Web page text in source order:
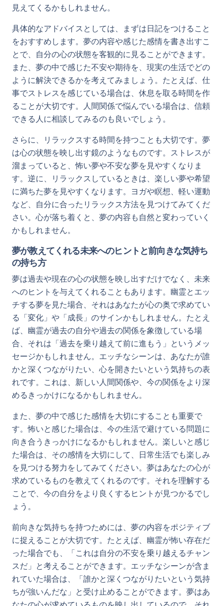
見えてくるかもしれません。
具体的なアドバイスとしては、まずは日記をつけること
をおすすめします。夢の内容や感じた感情を書き出すこ
とで、自分の心の状態を客観的に見ることができます。
また、夢の中で感じた不安や期待を、現実の生活でどの
ように解決できるかを考えてみましょう。たとえば、仕
事でストレスを感じている場合は、休息を取る時間を作
ることが大切です。人間関係で悩んでいる場合は、信頼
できる人に相談してみるのも良いでしょう。
さらに、リラックスする時間を持つことも大切です。夢
は心の状態を映し出す鏡のようなものです。ストレスが
溜まっていると、怖い夢や不安な夢を見やすくなりま
す。逆に、リラックスしているときは、楽しい夢や希望
に満ちた夢を見やすくなります。ヨガや瞑想、軽い運動
など、自分に合ったリラックス方法を見つけてみてくだ
さい。心が落ち着くと、夢の内容も自然と変わっていく
かもしれません。
夢が教えてくれる未来へのヒントと前向きな気持ち
の持ち方
夢は過去や現在の心の状態を映し出すだけでなく、未来
へのヒントを与えてくれることもあります。幽霊とエッ
チする夢を見た場合、それはあなたが心の奥で求めてい
る「変化」や「成長」のサインかもしれません。たとえ
ば、幽霊が過去の自分や過去の関係を象徴している場
合、それは「過去を乗り越えて前に進もう」というメッ
セージかもしれません。エッチなシーンは、あなたが誰
かと深くつながりたい、心を開きたいという気持ちの表
れです。これは、新しい人間関係や、今の関係をより深
めるきっかけになるかもしれません。
また、夢の中で感じた感情を大切にすることも重要で
す。怖いと感じた場合は、今の生活で避けている問題に
向き合うきっかけになるかもしれません。楽しいと感じ
た場合は、その感情を大切にして、日常生活でも楽しみ
を見つける努力をしてみてください。夢はあなたの心が
求めているものを教えてくれるのです。それを理解する
ことで、今の自分をより良くするヒントが見つかるでし
ょう。
前向きな気持ちを持つためには、夢の内容をポジティブ
に捉えることが大切です。たとえば、幽霊が怖い存在だ
った場合でも、「これは自分の不安を乗り越えるチャン
スだ」と考えることができます。エッチなシーンが含ま
れていた場合は、「誰かと深くつながりたいという気持
ちが強いんだな」と受け止めることができます。夢はあ